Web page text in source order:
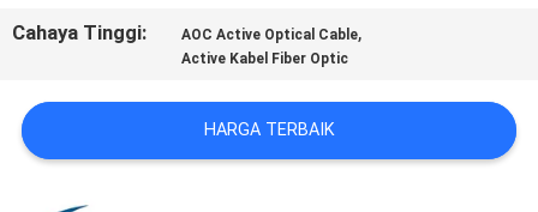
MINTA
KUTIPAN
SITEMAP
Cahaya Tinggi: AOC Active Optical Cable,
Active Kabel Fiber Optic
HARGA TERBAIK